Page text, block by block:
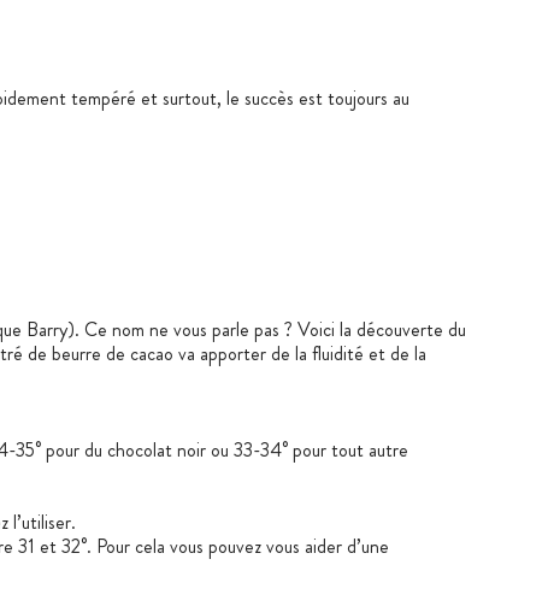
tempéré et surtout, le succès est toujours au
Barry). Ce nom ne vous parle pas ? Voici la découverte du
de beurre de cacao va apporter de la fluidité et de la
35° pour du chocolat noir ou 33-34° pour tout autre
l’utiliser.
et 32°. Pour cela vous pouvez vous aider d’une